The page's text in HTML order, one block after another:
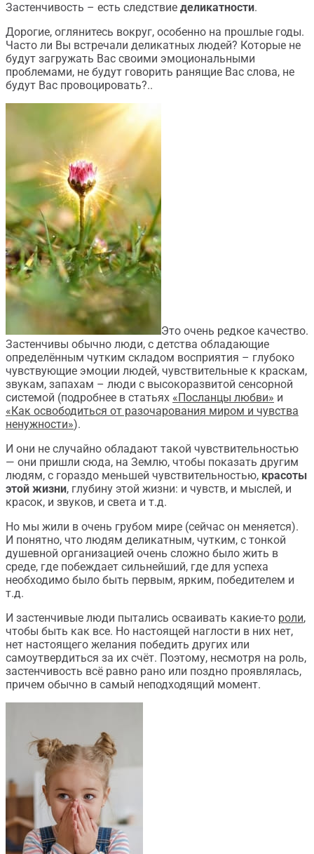
Застенчивость – есть следствие деликатности.
Дорогие, оглянитесь вокруг, особенно на прошлые годы.
Часто ли Вы встречали деликатных людей? Которые не
будут загружать Вас своими эмоциональными
проблемами, не будут говорить ранящие Вас слова, не
будут Вас провоцировать?..
Это очень редкое качество.
Застенчивы обычно люди, с детства обладающие
определённым чутким складом восприятия – глубоко
чувствующие эмоции людей, чувствительные к краскам,
звукам, запахам – люди с высокоразвитой сенсорной
системой (подробнее в статьях «Посланцы любви» и
«Как освободиться от разочарования миром и чувства
ненужности»).
И они не случайно обладают такой чувствительностью
— они пришли сюда, на Землю, чтобы показать другим
людям, с гораздо меньшей чувствительностью, красоты
этой жизни, глубину этой жизни: и чувств, и мыслей, и
красок, и звуков, и света и т.д.
Но мы жили в очень грубом мире (сейчас он меняется).
И понятно, что людям деликатным, чутким, с тонкой
душевной организацией очень сложно было жить в
среде, где побеждает сильнейший, где для успеха
необходимо было быть первым, ярким, победителем и
т.д.
И застенчивые люди пытались осваивать какие-то роли,
чтобы быть как все. Но настоящей наглости в них нет,
нет настоящего желания победить других или
самоутвердиться за их счёт. Поэтому, несмотря на роль,
застенчивость всё равно рано или поздно проявлялась,
причем обычно в самый неподходящий момент.